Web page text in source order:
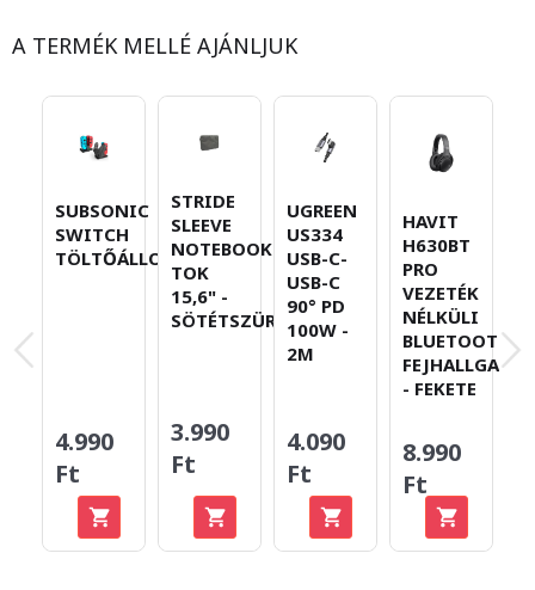
A TERMÉK MELLÉ AJÁNLJUK
SUBSONIC
SWITCH
TÖLTŐÁLLOMÁS
4.990
Ft
STRIDE
SLEEVE
NOTEBOOK
TOK
15,6" -
SÖTÉTSZÜRKE
3.990
Ft
UGREEN
US334
USB-C-
USB-C
90° PD
100W -
2M
4.090
Ft
HAVIT
H630BT
PRO
VEZETÉK
NÉLKÜLI
BLUETOOTH
FEJHALLGATÓ
- FEKETE
8.990
Ft